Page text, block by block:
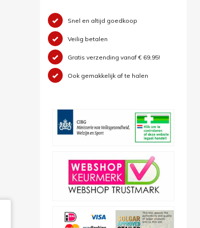
Snel en altijd goedkoop
Veilig betalen
Gratis verzending vanaf € 69,95!
Ook gemakkelijk af te halen